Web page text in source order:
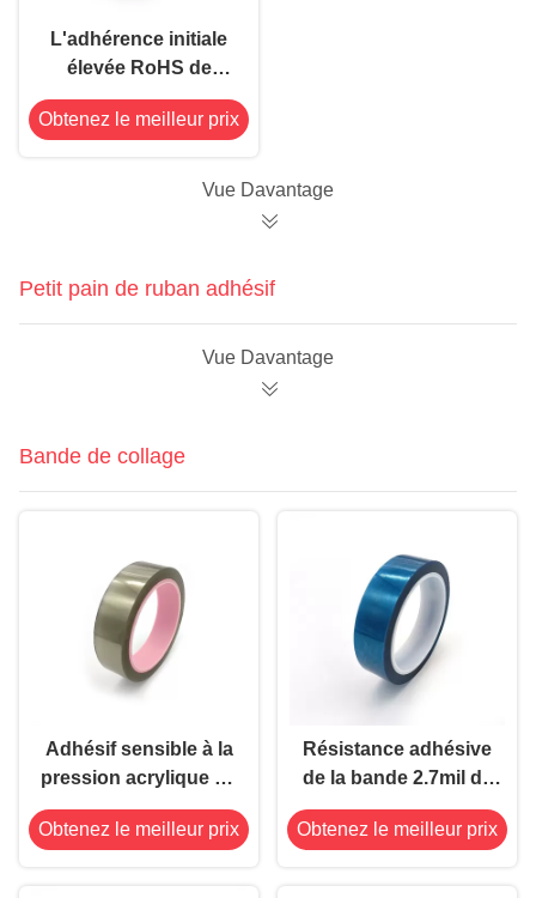
L'adhérence initiale
élevée RoHS de
bande UV à hautes
températures de
Obtenez le meilleur prix
Vue Davantage
Petit pain de ruban adhésif
Vue Davantage
Bande de collage
Adhésif sensible à la
pression acrylique de
collage de la bande
0.045mm d'anti
Obtenez le meilleur prix
Résistance adhésive
de la bande 2.7mil de
silicone de liaison
d'individu de base de
Obtenez le meilleur prix